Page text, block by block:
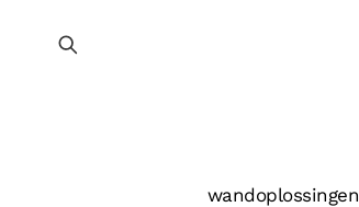
wandoplossingen